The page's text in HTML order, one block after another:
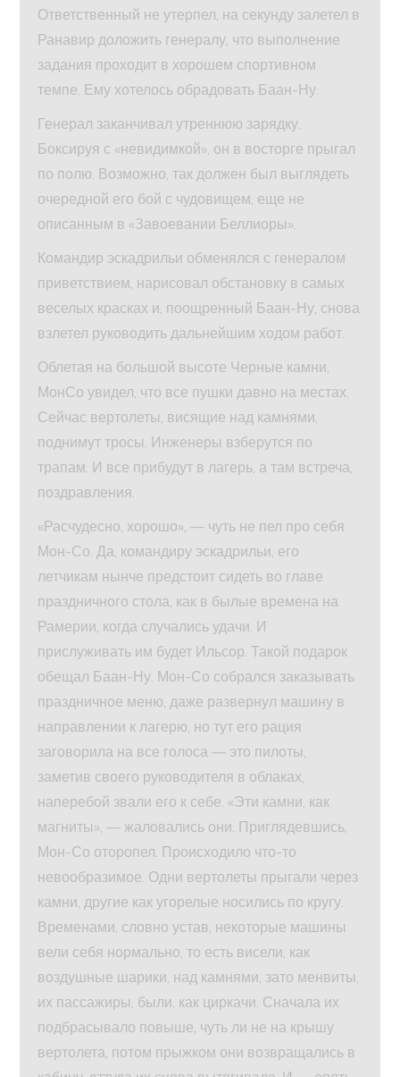
Ответственный не утерпел, на секунду залетел в
Ранавир доложить генералу, что выполнение
задания проходит в хорошем спортивном
темпе. Ему хотелось обрадовать Баан-Ну.
Генерал заканчивал утреннюю зарядку.
Боксируя с «невидимкой», он в восторге прыгал
по полю. Возможно, так должен был выглядеть
очередной его бой с чудовищем, еще не
описанным в «Завоевании Беллиоры».
Командир эскадрильи обменялся с генералом
приветствием, нарисовал обстановку в самых
веселых красках и, поощренный Баан-Ну, снова
взлетел руководить дальнейшим ходом работ.
Облетая на большой высоте Черные камни,
МонСо увидел, что все пушки давно на местах.
Сейчас вертолеты, висящие над камнями,
поднимут тросы. Инженеры взберутся по
трапам. И все прибудут в лагерь, а там встреча,
поздравления.
«Расчудесно, хорошо», — чуть не пел про себя
Мон-Со. Да, командиру эскадрильи, его
летчикам нынче предстоит сидеть во главе
праздничного стола, как в былые времена на
Рамерии, когда случались удачи. И
прислуживать им будет Ильсор. Такой подарок
обещал Баан-Ну. Мон-Со собрался заказывать
праздничное меню, даже развернул машину в
направлении к лагерю, но тут его рация
заговорила на все голоса — это пилоты,
заметив своего руководителя в облаках,
наперебой звали его к себе. «Эти камни, как
магниты», — жаловались они. Приглядевшись,
Мон-Со оторопел. Происходило что-то
невообразимое. Одни вертолеты прыгали через
камни, другие как угорелые носились по кругу.
Временами, словно устав, некоторые машины
вели себя нормально, то есть висели, как
воздушные шарики, над камнями, зато менвиты,
их пассажиры, были, как циркачи. Сначала их
подбрасывало повыше, чуть ли не на крышу
вертолета, потом прыжком они возвращались в